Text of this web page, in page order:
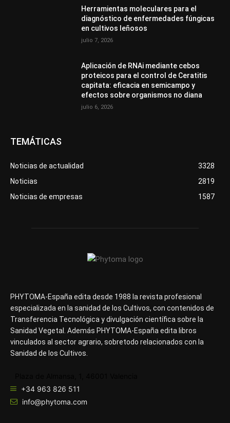
Herramientas moleculares para el
diagnóstico de enfermedades fúngicas
en cultivos leñosos
julio 7, 2026
Aplicación de RNAi mediante cebos
proteicos para el control de Ceratitis
capitata: eficacia en semicampo y
efectos sobre organismos no diana
julio 6, 2026
TEMÁTICAS
Noticias de actualidad
3328
Noticias
2819
Noticias de empresas
1587
PHYTOMA-España edita desde 1988 la revista profesional
especializada en la sanidad de los Cultivos, con contenidos de
Transferencia Tecnológica y divulgación científica sobre la
Sanidad Vegetal. Además PHYTOMA-España edita libros
vinculados al sector agrario, sobretodo relacionados con la
Sanidad de los Cultivos.
+34 963 826 511
info@phytoma.com